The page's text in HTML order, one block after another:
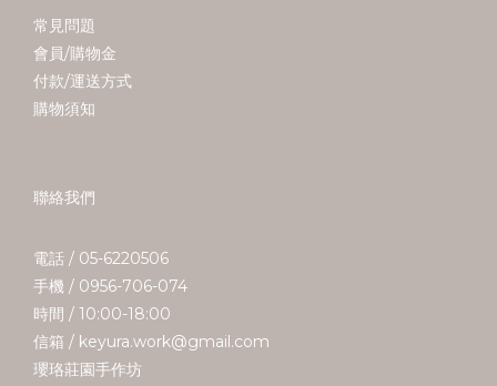
常見問題
會員/購物金
付款/運送方式
購物須知
聯絡我們
電話 / 05-6220506
手機 / 0956-706-074
時間 / 10:00-18:00
信箱 / keyura.work@gmail.com
瓔珞莊園手作坊